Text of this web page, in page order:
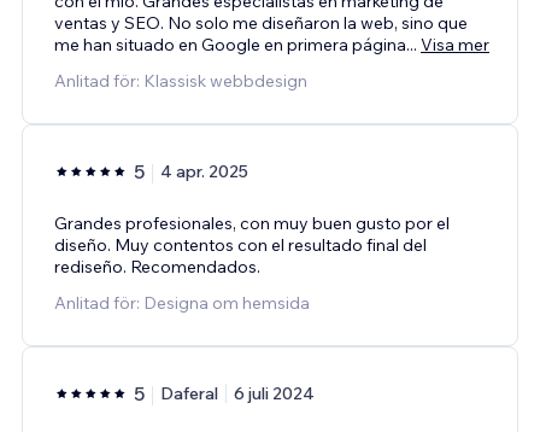
ventas y SEO. No solo me diseñaron la web, sino que
me han situado en Google en primera página... Visa mer
Anlitad för: Klassisk webbdesign
5 4 apr. 2025
Grandes profesionales, con muy buen gusto por el
diseño. Muy contentos con el resultado final del
rediseño. Recomendados.
Anlitad för: Designa om hemsida
5 Daferal 6 juli 2024